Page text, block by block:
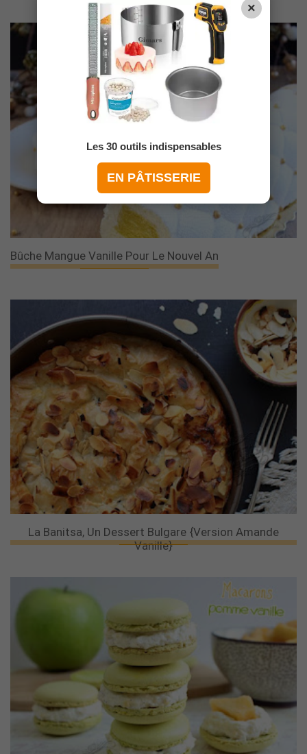
Bûche Mangue Vanille Pour Le Nouvel An
La Banitsa, Un Dessert Bulgare {version Amande
Vanille}
×
Les 30 outils indispensables
EN PÂTISSERIE